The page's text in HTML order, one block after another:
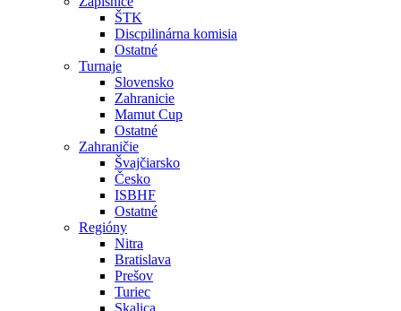
ŠTK
Discpilinárna komisia
Ostatné
Turnaje
Slovensko
Zahranicie
Mamut Cup
Ostatné
Zahraničie
Švajčiarsko
Česko
ISBHF
Ostatné
Regióny
Nitra
Bratislava
Prešov
Turiec
Skalica